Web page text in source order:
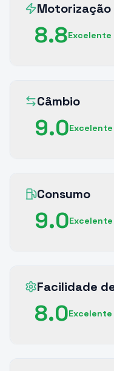
Motorização
8.8Excelente
Câmbio
9.0Excelente
Consumo
9.0Excelente
Facilidade
8.0Excelente